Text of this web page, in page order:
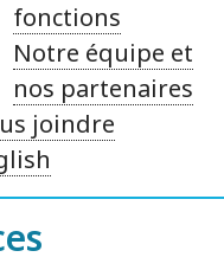
fonctions
Notre équipe et
nos partenaires
joindre